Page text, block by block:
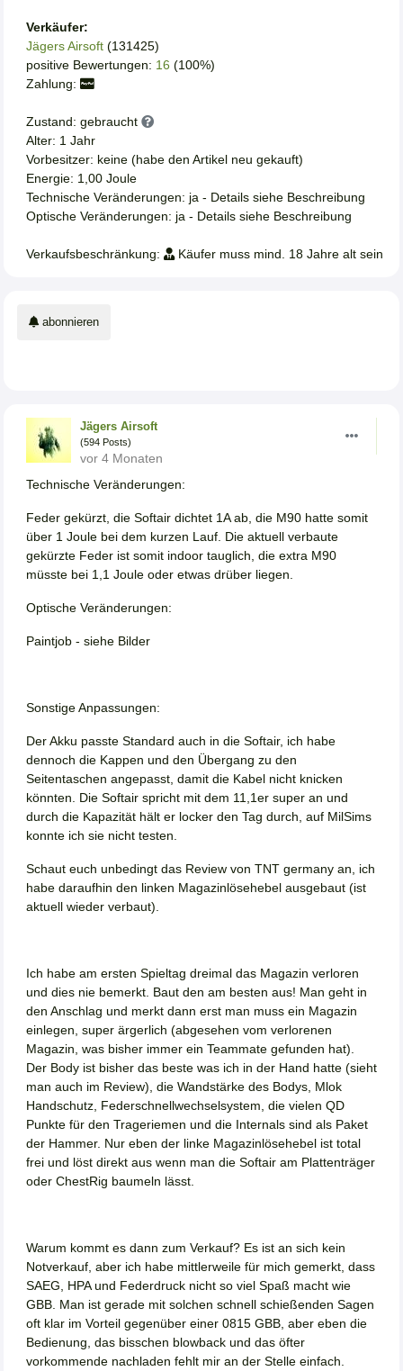
Verkäufer:
Jägers Airsoft (131425)
positive Bewertungen: 16 (100%)
Zahlung:
Zustand: gebraucht
Alter: 1 Jahr
Vorbesitzer: keine (habe den Artikel neu gekauft)
Energie: 1,00 Joule
Technische Veränderungen: ja - Details siehe Beschreibung
Optische Veränderungen: ja - Details siehe Beschreibung
Verkaufsbeschränkung: Käufer muss mind. 18 Jahre alt sein
abonnieren
Jägers Airsoft
(594 Posts)
vor 4 Monaten
Technische Veränderungen:
Feder gekürzt, die Softair dichtet 1A ab, die M90 hatte somit
über 1 Joule bei dem kurzen Lauf. Die aktuell verbaute
gekürzte Feder ist somit indoor tauglich, die extra M90
müsste bei 1,1 Joule oder etwas drüber liegen.
Optische Veränderungen:
Paintjob - siehe Bilder
Sonstige Anpassungen:
Der Akku passte Standard auch in die Softair, ich habe
dennoch die Kappen und den Übergang zu den
Seitentaschen angepasst, damit die Kabel nicht knicken
könnten. Die Softair spricht mit dem 11,1er super an und
durch die Kapazität hält er locker den Tag durch, auf MilSims
konnte ich sie nicht testen.
Schaut euch unbedingt das Review von TNT germany an, ich
habe daraufhin den linken Magazinlösehebel ausgebaut (ist
aktuell wieder verbaut).
Ich habe am ersten Spieltag dreimal das Magazin verloren
und dies nie bemerkt. Baut den am besten aus! Man geht in
den Anschlag und merkt dann erst man muss ein Magazin
einlegen, super ärgerlich (abgesehen vom verlorenen
Magazin, was bisher immer ein Teammate gefunden hat).
Der Body ist bisher das beste was ich in der Hand hatte (sieht
man auch im Review), die Wandstärke des Bodys, Mlok
Handschutz, Federschnellwechselsystem, die vielen QD
Punkte für den Trageriemen und die Internals sind als Paket
der Hammer. Nur eben der linke Magazinlösehebel ist total
frei und löst direkt aus wenn man die Softair am Plattenträger
oder ChestRig baumeln lässt.
Warum kommt es dann zum Verkauf? Es ist an sich kein
Notverkauf, aber ich habe mittlerweile für mich gemerkt, dass
SAEG, HPA und Federdruck nicht so viel Spaß macht wie
GBB. Man ist gerade mit solchen schnell schießenden Sagen
oft klar im Vorteil gegenüber einer 0815 GBB, aber eben die
Bedienung, das bisschen blowback und das öfter
vorkommende nachladen fehlt mir an der Stelle einfach.